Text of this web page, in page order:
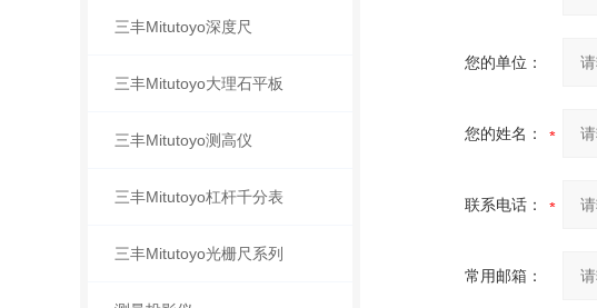
三丰Mitutoyo深度尺
三丰Mitutoyo大理石平板
三丰Mitutoyo测高仪
三丰Mitutoyo杠杆千分表
三丰Mitutoyo光栅尺系列
您的单位：
您的姓名：
联系电话：
常用邮箱：